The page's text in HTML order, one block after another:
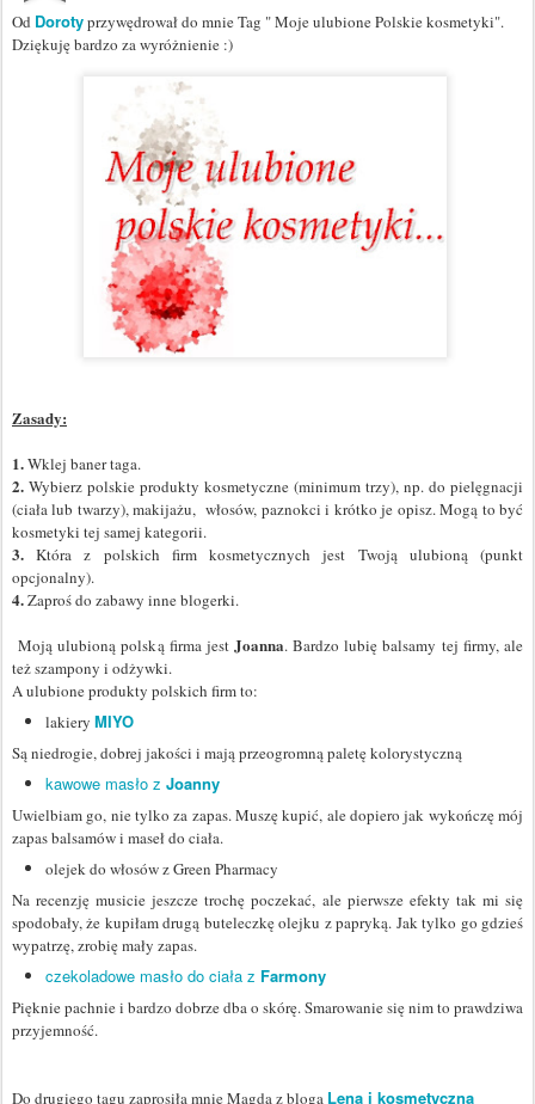
Od Dorotyprzywędrował do mnie Tag " Moje ulubione Polskie kosmetyki".
Dziękuję bardzo za wyróżnienie :)
Zasady:
1.Wklej baner taga.
2. Wybierz polskie produkty kosmetyczne (minimum trzy), np. do pielęgnacji
(ciała lub twarzy), makijażu, włosów, paznokci i krótko je opisz. Mogą to być
kosmetyki tej samej kategorii.
3. Która z polskich firm kosmetycznych jest Twoją ulubioną (punkt
opcjonalny).
4.Zaproś do zabawy inne blogerki.
Moją ulubioną polską firma jest Joanna. Bardzo lubię balsamy tej firmy, ale
też szampony i odżywki.
A ulubione produkty polskich firm to:
lakiery MIYO
Są niedrogie, dobrej jakości i mają przeogromną paletę kolorystyczną
kawowe masło z Joanny
Uwielbiam go, nie tylko za zapas. Muszę kupić, ale dopiero jak wykończę mój
zapas balsamów i maseł do ciała.
olejek do włosów z Green Pharmacy
Na recenzję musicie jeszcze trochę poczekać, ale pierwsze efekty tak mi się
spodobały, że kupiłam drugą buteleczkę olejku z papryką. Jak tylko go gdzieś
wypatrzę, zrobię mały zapas.
czekoladowe masło do ciała z Farmony
Pięknie pachnie i bardzo dobrze dba o skórę. Smarowanie się nim to prawdziwa
przyjemność.
Do drugiego tagu zaprosiła mnie Magda z bloga Lena i kosmetyczna